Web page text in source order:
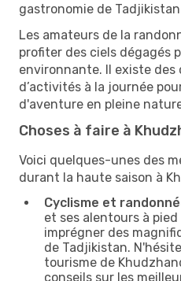
gastronomie de
Les amateurs de la
profiter des ciels dégagés
environnante. Il existe des
d’activités à la journée
d'aventure en pleine
Choses à faire à
Voici quelques-unes des
durant la haute saison à
Cyclisme et
et ses alentours à
imprégner des
de Tadjikistan.
tourisme de
conseils sur les